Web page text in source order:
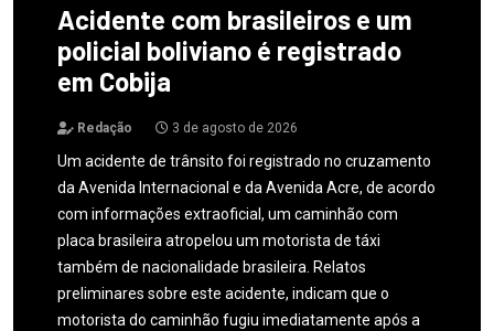
Acidente com brasileiros e um
policial boliviano é registrado
em Cobija
Redação 3 de agosto de 2026
Um acidente de trânsito foi registrado no cruzamento
da Avenida Internacional e da Avenida Acre, de acordo
com informações extraoficial, um caminhão com
placa brasileira atropelou um motorista de táxi
também de nacionalidade brasileira. Relatos
preliminares sobre este acidente, indicam que o
motorista do caminhão fugiu imediatamente após a